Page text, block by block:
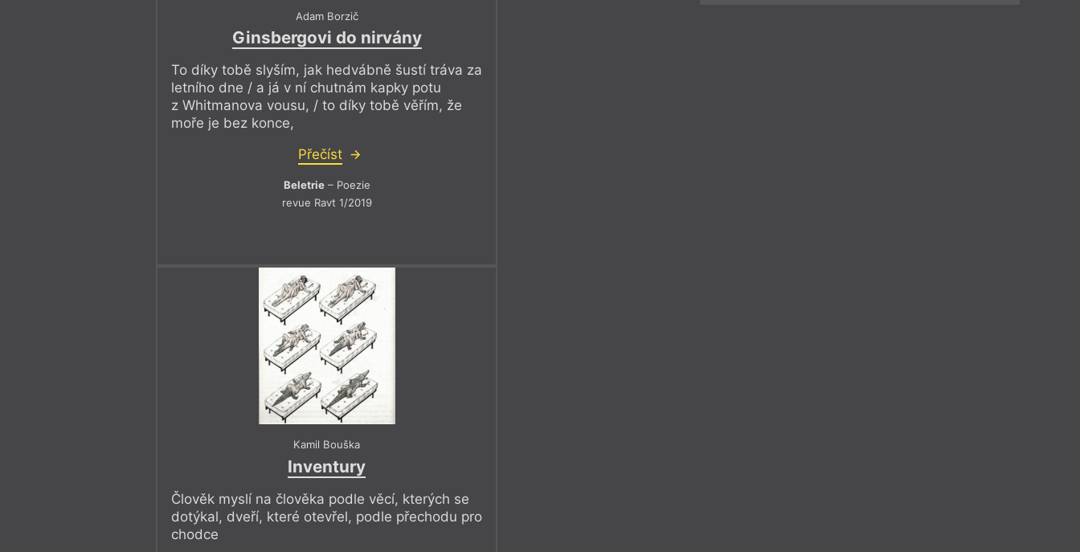
Adam Borzič
Ginsbergovi do nirvány
To díky tobě slyším, jak hedvábně šustí tráva za
letního dne / a já v ní chutnám kapky potu
z Whitmanova vousu, / to díky tobě věřím, že
moře je bez konce,
Přečíst
Beletrie– Poezie
revue Ravt 1/2019
Kamil Bouška
Inventury
Člověk myslí na člověka podle věcí, kterých se
dotýkal, dveří, které otevřel, podle přechodu pro
chodce